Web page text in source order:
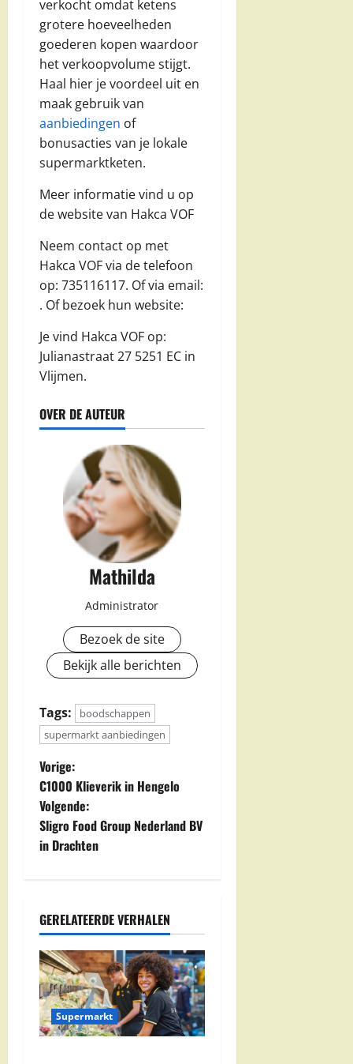
verkocht omdat ketens
grotere hoeveelheden
goederen kopen waardoor
het verkoopvolume stijgt.
Haal hier je voordeel uit en
maak gebruik van
aanbiedingen of
bonusacties van je lokale
supermarktketen.
Meer informatie vind u op
de website van Hakca VOF
Neem contact op met
Hakca VOF via de telefoon
op: 735116117. Of via email:
. Of bezoek hun website:
Je vind Hakca VOF op:
Julianastraat 27 5251 EC in
Vlijmen.
OVER DE AUTEUR
Mathilda
Administrator
Bezoek de site
Bekijk alle berichten
Tags:
boodschappen
supermarkt aanbiedingen
B
e
r
c
h
t
n
a
Vorige:
C1000 Klieverik in Hengelo
Volgende:
Sligro Food Group Nederland BV
in Drachten
GERELATEERDE VERHALEN
Supermarkt